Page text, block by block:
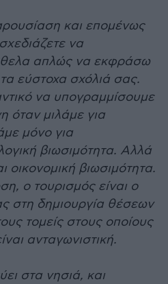
και επομένως
να
απλώς να εκφράσω
εύστοχα σχόλιά σας.
να υπογραμμίσουμε
όταν μιλάμε για
μόνο για
βιωσιμότητα. Αλλά
οικονομική βιωσιμότητα.
ο τουρισμός είναι ο
στη δημιουργία θέσεων
τομείς στους οποίους
ανταγωνιστική.
στα νησιά, και